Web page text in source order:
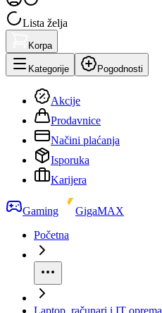
Lista želja
Korpa
Kategorije Pogodnosti
Akcije
Prodavnice
Načini plaćanja
Isporuka
Karijera
Gaming
GigaMAX
Početna
Laptop, računari i IT oprema